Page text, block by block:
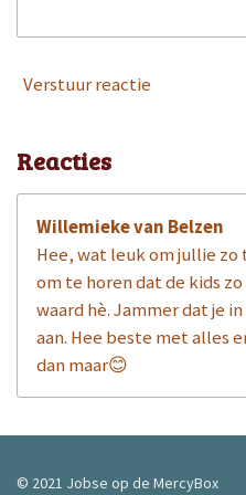
Verstuur reactie
Reacties
Willemieke van Belzen
Hee, wat leuk om jullie
om te horen dat de kids
waard hè. Jammer dat je
aan. Hee beste met alles
dan maar😊
© 2021 Jobse op de MercyBox